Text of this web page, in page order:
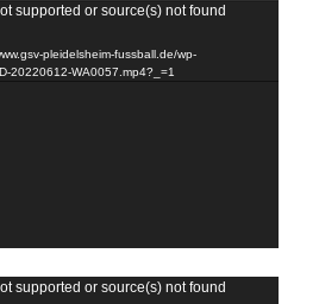
supported or source(s) not found
pleidelsheim-fussball.de/wp-
20220612-WA0057.mp4?_=1
supported or source(s) not found